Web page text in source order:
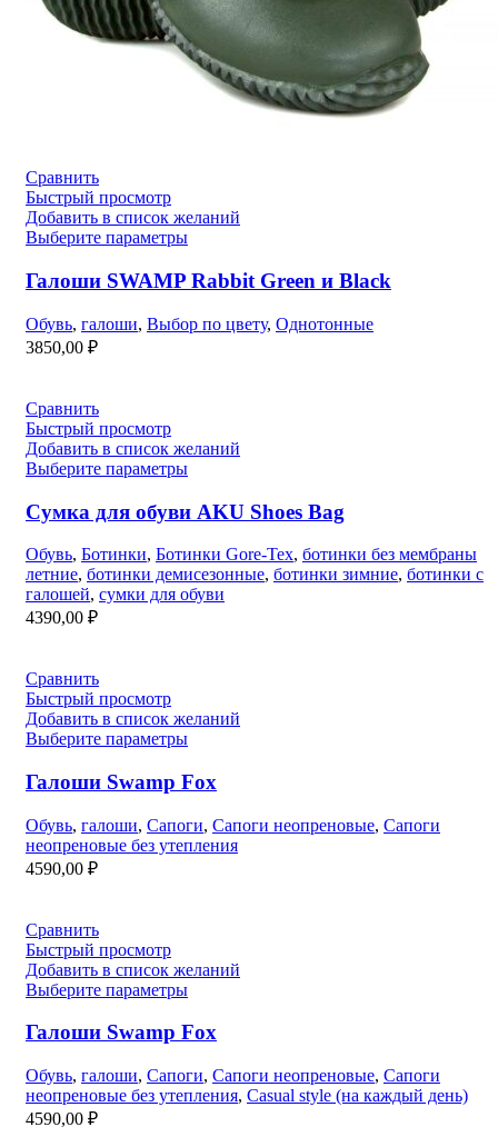
Сравнить
Быстрый просмотр
Добавить в список желаний
Выберите параметры
Галоши SWAMP Rabbit Green и Black
Обувь, галоши, Выбор по цвету, Однотонные
3850,00 ₽
Сравнить
Быстрый просмотр
Добавить в список желаний
Выберите параметры
Сумка для обуви AKU Shoes Bag
Обувь, Ботинки, Ботинки Gore-Tex, ботинки без мембраны
летние, ботинки демисезонные, ботинки зимние, ботинки с
галошей, сумки для обуви
4390,00 ₽
Сравнить
Быстрый просмотр
Добавить в список желаний
Выберите параметры
Галоши Swamp Fox
Обувь, галоши, Сапоги, Сапоги неопреновые, Сапоги
неопреновые без утепления
4590,00 ₽
Сравнить
Быстрый просмотр
Добавить в список желаний
Выберите параметры
Галоши Swamp Fox
Обувь, галоши, Сапоги, Сапоги неопреновые, Сапоги
неопреновые без утепления, Casual style (на каждый день)
4590,00 ₽